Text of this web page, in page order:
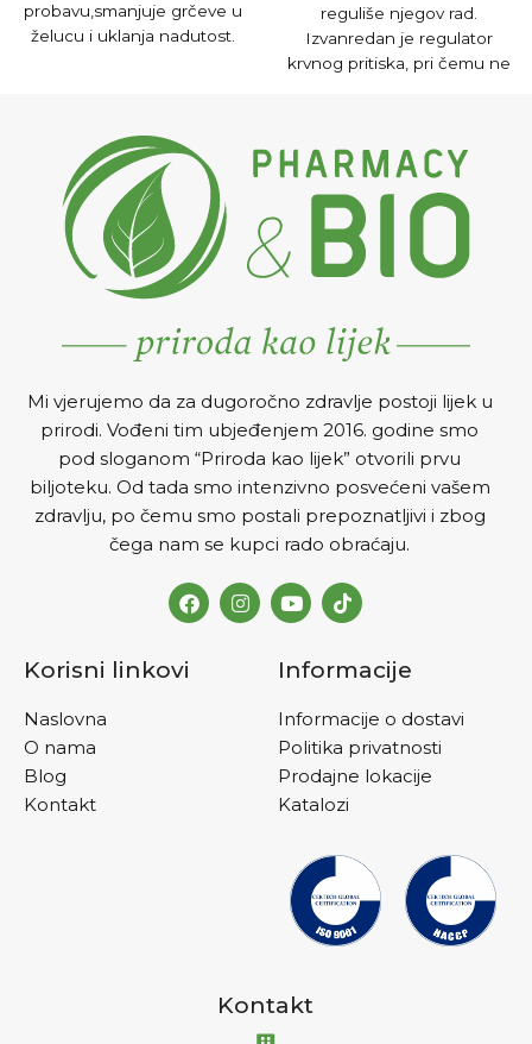
probavu,smanjuje grčeve u
želucu i uklanja nadutost.
1-2 čajne kašike
čaja preliti sa 2dl vrele vode i
poklopiti.Nakon 15 minuta
procijediti i piti.Uzimati 3x na
dan po šoljicu čaja.
reguliše njegov rad.
Izvanredan je regulator
krvnog pritiska, pri čemu ne
oslabljenog srčanog mišića.
Pomaže u liječenju
oštećenog srčanog mišića u
starosti, kod upale srčanog
mišića, liječenju zakrčenja
Mi vjerujemo da za dugoročno zdravlje postoji lijek u
prirodi. Vođeni tim ubjeđenjem 2016. godine smo
pod sloganom “Priroda kao lijek” otvorili prvu
biljoteku. Od tada smo intenzivno posvećeni vašem
zdravlju, po čemu smo postali prepoznatljivi i zbog
čega nam se kupci rado obraćaju.
Korisni linkovi
Naslovna
O nama
Blog
Kontakt
Informacije
Informacije o dostavi
Politika privatnosti
Prodajne lokacije
Katalozi
Kontakt